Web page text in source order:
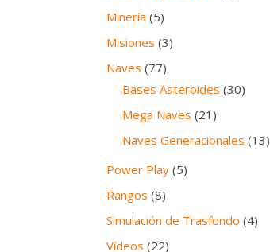
Minería (5)
Misiones (3)
Naves (77)
Bases Asteroides (30)
Mega Naves (21)
Naves Generacionales (13)
Power Play (5)
Rangos (8)
Simulación de Trasfondo (4)
Vídeos (22)